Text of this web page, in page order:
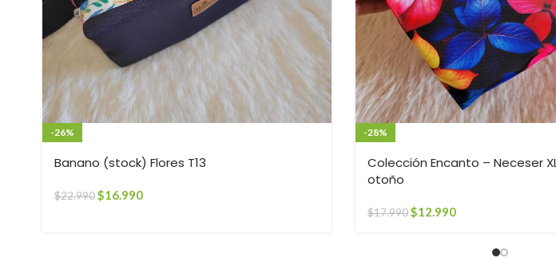
-26%
Banano (stock) Flores T13
$22.990$16.990
-28%
Colección Encanto – Neceser
otoño
$17.990$12.990